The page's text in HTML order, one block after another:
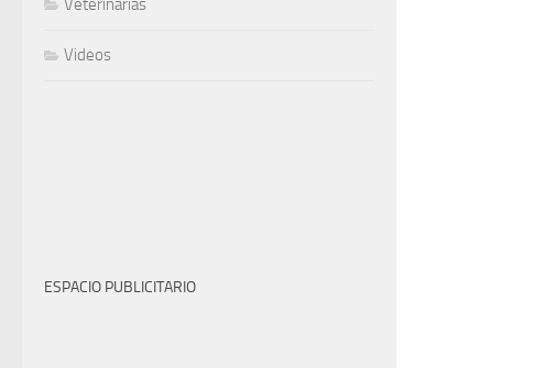
Veterinarias
Videos
ESPACIO PUBLICITARIO